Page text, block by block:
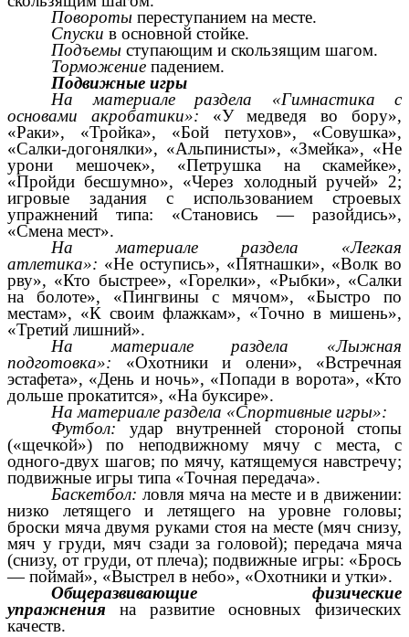
Повороты переступанием на месте.
Спуски в основной стойке.
Подъемы ступающим и скользящим шагом.
Торможение падением.
Подвижные игры
На материале раздела «Гимнастика с
основами акробатики»: «У медведя во бору»,
«Раки», «Тройка», «Бой петухов», «Совушка»,
«Салки-догонялки», «Альпинисты», «Змейка», «Не
урони мешочек», «Петрушка на скамейке»,
«Пройди бесшумно», «Через холодный ручей» 2;
игровые задания с использованием строевых
упражнений типа: «Становись — разойдись»,
«Смена мест».
На материале раздела «Легкая
атлетика»: «Не оступись», «Пятнашки», «Волк во
рву», «Кто быстрее», «Горелки», «Рыбки», «Салки
на болоте», «Пингвины с мячом», «Быстро по
местам», «К своим флажкам», «Точно в мишень»,
«Третий лишний».
На материале раздела «Лыжная
подготовка»: «Охотники и олени», «Встречная
эстафета», «День и ночь», «Попади в ворота», «Кто
дольше прокатится», «На буксире».
На материале раздела «Спортивные игры»:
Футбол: удар внутренней стороной стопы
(«щечкой») по неподвижному мячу с места, с
одного-двух шагов; по мячу, катящемуся навстречу;
подвижные игры типа «Точная передача».
Баскетбол: ловля мяча на месте и в движении:
низко летящего и летящего на уровне головы;
броски мяча двумя руками стоя на месте (мяч снизу,
мяч у груди, мяч сзади за головой); передача мяча
(снизу, от груди, от плеча); подвижные игры: «Брось
— поймай», «Выстрел в небо», «Охотники и утки».
Общеразвивающие физические
упражнения на развитие основных физических
качеств.